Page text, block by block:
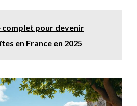
complet pour devenir
en France en 2025